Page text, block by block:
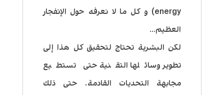
energy) و كل ما لا نعرفه حول الإنفجار
العظيم…
لكن البشرية تحتاج لتحقيق كل هذا إلى
تطوير وسائلها التقنية حتى تستطيع
مجابهة التحديات القادمة. حتى ذلك